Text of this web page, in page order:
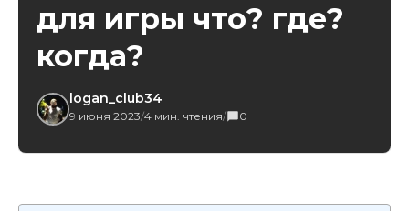
для игры что? где?
когда?
logan_club34
9 июня 2023/4 мин. чтения/ 0